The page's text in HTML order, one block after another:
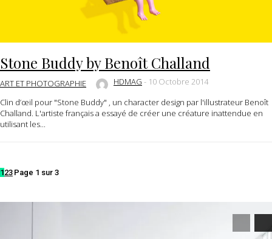
Stone Buddy by Benoît Challand
ART ET PHOTOGRAPHIE HDMAG - 10 Octobre 2014
Clin d’œil pour "Stone Buddy" , un character design par l'illustrateur Benoît
Challand. L'artiste français a essayé de créer une créature inattendue en
utilisant les...
123 Page 1 sur 3